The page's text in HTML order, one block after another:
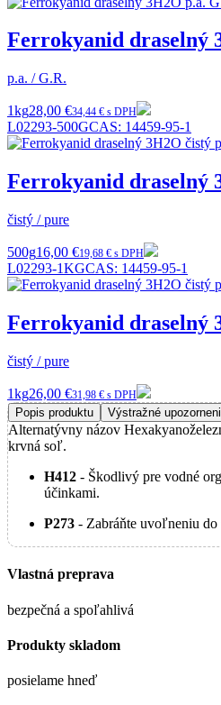
Ferrokyanid draselný
p.a. / G.R.
1kg28,00 €34,44 € s DPH
L02293-500GCAS: 14459-95-1
Ferrokyanid draselný
čistý / pure
500g16,00 €19,68 € s DPH
L02293-1KGCAS: 14459-95-1
Ferrokyanid draselný
čistý / pure
1kg26,00 €31,98 € s DPH
Popis produktu Výstražné
Alternatývny názov
krvná soľ.
H412 - Škodlivý pre vodné
účinkami.
P273 - Zabráňte uvoľneniu do
Vlastná preprava
bezpečná a spoľahlivá
Produkty skladom
posielame hneď